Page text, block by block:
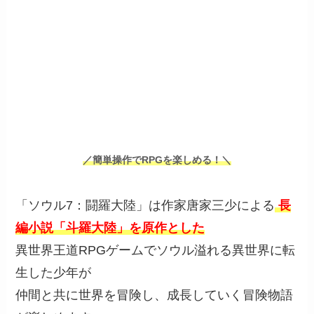
／簡単操作でRPGを楽しめる！＼
「ソウル7：闘羅大陸」は作家唐家三少による 長
編小説「斗羅大陸」を原作とした
異世界王道RPGゲームでソウル溢れる異世界に転
生した少年が
仲間と共に世界を冒険し、成長していく冒険物語